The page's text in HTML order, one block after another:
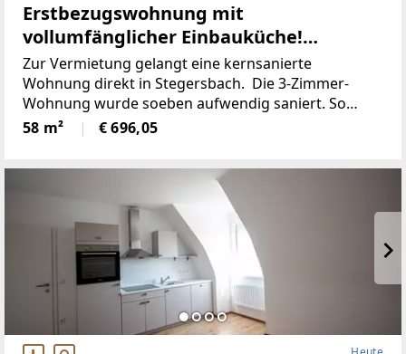
Erstbezugswohnung mit
vollumfänglicher Einbauküche!
(Provisionsfrei)
Zur Vermietung gelangt eine kernsanierte
Wohnung direkt in Stegersbach. Die 3-Zimmer-
Wohnung wurde soeben aufwendig saniert. So
wurde unter anderem dieElektronik gänzlich
erneuert und für einen niedrigen
58 m² € 696,05